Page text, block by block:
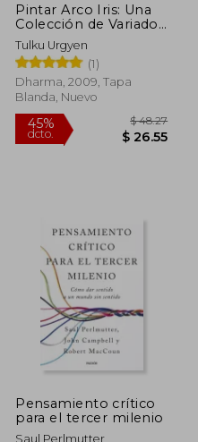
45%
dcto.
Pintar Arco Iris: Una
Colección de Variados
Aspectos del
Desarrollo y
Consumación
Tulku Urgyen
(1)
Dharma, 2009, Tapa
Blanda, Nuevo
Pensamiento crítico
para el tercer milenio
Saul Perlmutter